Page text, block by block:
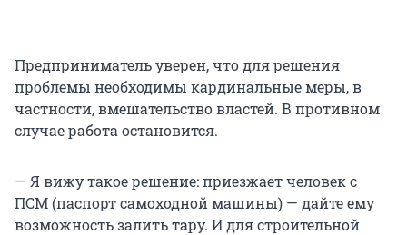
Предприниматель уверен, что для решения
проблемы необходимы кардинальные меры, в
частности, вмешательство властей. В противном
случае работа остановится.
— Я вижу такое решение: приезжает человек с
ПСМ (паспорт самоходной машины) — дайте ему
возможность залить тару. И для строительной